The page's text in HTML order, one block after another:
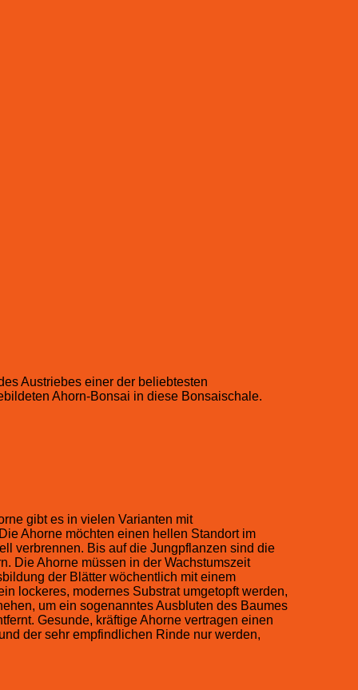
Austriebes einer der beliebtesten
Ahorn-Bonsai in diese Bonsaischale.
gibt es in vielen Varianten mit
Ahorne möchten einen hellen Standort im
verbrennen. Bis auf die Jungpflanzen sind die
Die Ahorne müssen in der Wachstumszeit
der Blätter wöchentlich mit einem
lockeres, modernes Substrat umgetopft werden,
um ein sogenanntes Ausbluten des Baumes
Gesunde, kräftige Ahorne vertragen einen
der sehr empfindlichen Rinde nur werden,